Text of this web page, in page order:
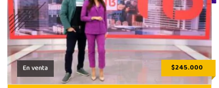
En venta $245.000